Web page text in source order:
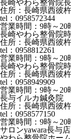
長崎やわら整骨院
住所：長崎県西彼
tel：0958572344
営業時間：9時～20
長崎やわら整骨院
住所：長崎県西彼
tel：0958812261
営業時間：9時～20
長崎やわら整骨院
住所：長崎県西彼
tel：0958949909
営業時間：9時～20
長与イルカ鍼灸院
住所：長崎県西彼
tel：0958577150
営業時間：9時～20
サロンyawara長与店